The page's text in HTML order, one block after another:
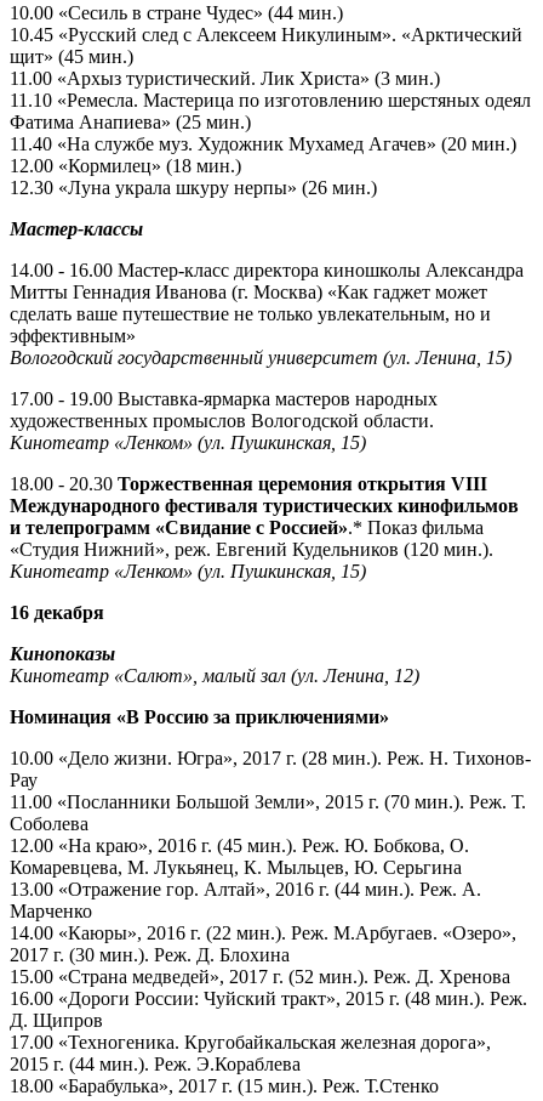
10.00 «Сесиль в стране Чудес» (44 мин.)
10.45 «Русский след с Алексеем Никулиным». «Арктический
щит» (45 мин.)
11.00 «Архыз туристический. Лик Христа» (3 мин.)
11.10 «Ремесла. Мастерица по изготовлению шерстяных одеял
Фатима Анапиева» (25 мин.)
11.40 «На службе муз. Художник Мухамед Агачев» (20 мин.)
12.00 «Кормилец» (18 мин.)
12.30 «Луна украла шкуру нерпы» (26 мин.)
Мастер-классы
14.00 - 16.00 Мастер-класс директора киношколы Александра
Митты Геннадия Иванова (г. Москва) «Как гаджет может
сделать ваше путешествие не только увлекательным, но и
эффективным»
Вологодский государственный университет (ул. Ленина, 15)
17.00 - 19.00 Выставка-ярмарка мастеров народных
художественных промыслов Вологодской области.
Кинотеатр «Ленком» (ул. Пушкинская, 15)
18.00 - 20.30 Торжественная церемония открытия VIII
Международного фестиваля туристических кинофильмов
и телепрограмм «Свидание с Россией».* Показ фильма
«Студия Нижний», реж. Евгений Кудельников (120 мин.).
Кинотеатр «Ленком» (ул. Пушкинская, 15)
16 декабря
Кинопоказы
Кинотеатр «Салют», малый зал (ул. Ленина, 12)
Номинация «В Россию за приключениями»
10.00 «Дело жизни. Югра», 2017 г. (28 мин.). Реж. Н. Тихонов-
Рау
11.00 «Посланники Большой Земли», 2015 г. (70 мин.). Реж. Т.
Соболева
12.00 «На краю», 2016 г. (45 мин.). Реж. Ю. Бобкова, О.
Комаревцева, М. Лукьянец, К. Мыльцев, Ю. Серьгина
13.00 «Отражение гор. Алтай», 2016 г. (44 мин.). Реж. А.
Марченко
14.00 «Каюры», 2016 г. (22 мин.). Реж. М.Арбугаев. «Озеро»,
2017 г. (30 мин.). Реж. Д. Блохина
15.00 «Страна медведей», 2017 г. (52 мин.). Реж. Д. Хренова
16.00 «Дороги России: Чуйский тракт», 2015 г. (48 мин.). Реж.
Д. Щипров
17.00 «Техногеника. Кругобайкальская железная дорога»,
2015 г. (44 мин.). Реж. Э.Кораблева
18.00 «Барабулька», 2017 г. (15 мин.). Реж. Т.Стенко